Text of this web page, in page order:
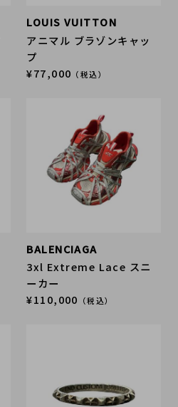
LOUIS VUITTON
アニマル ブラゾンキャッ
プ
¥77,000 （税込）
BALENCIAGA
3xl Extreme Lace スニ
ーカー
¥110,000 （税込）